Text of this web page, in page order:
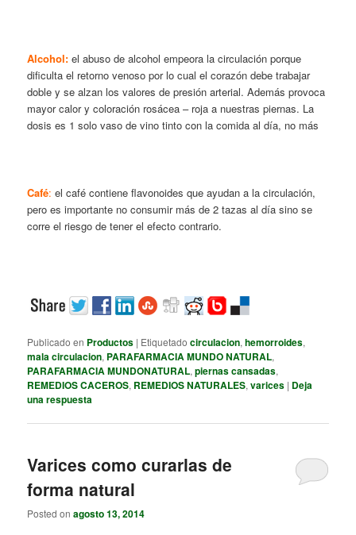
Alcohol: el abuso de alcohol empeora la circulación porque
dificulta el retorno venoso por lo cual el corazón debe trabajar
doble y se alzan los valores de presión arterial. Además provoca
mayor calor y coloración rosácea – roja a nuestras piernas. La
dosis es 1 solo vaso de vino tinto con la comida al día, no más
Café: el café contiene flavonoides que ayudan a la circulación,
pero es importante no consumir más de 2 tazas al día sino se
corre el riesgo de tener el efecto contrario.
Publicado en Productos | Etiquetado circulacion,hemorroides,
mala circulacion, PARAFARMACIA MUNDO NATURAL,
PARAFARMACIA MUNDONATURAL,piernas cansadas,
REMEDIOS CACEROS, REMEDIOS NATURALES,varices | Deja
una respuesta
Varices como curarlas de
forma natural
Posted onagosto 13, 2014